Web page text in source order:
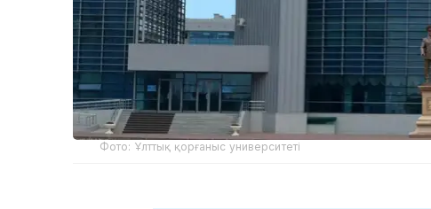
Фото: Ұлттық қорғаныс университеті